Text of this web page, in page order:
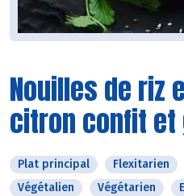
Nouilles de riz
citron confit et
Plat principal Flexitarien
Végétalien
Végétarien